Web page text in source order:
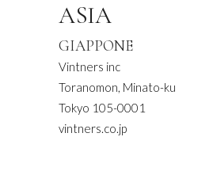
ASIA
GIAPPONE
Vintners inc
Toranomon, Minato-ku
Tokyo 105-0001
vintners.co.jp